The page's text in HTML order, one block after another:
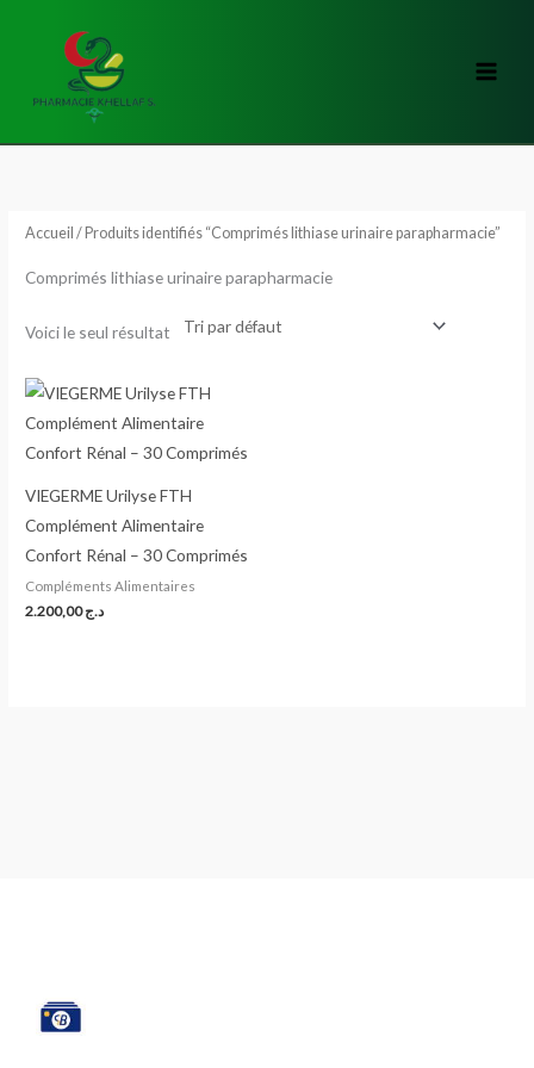
Accueil / Produits identifiés “Comprimés lithiase urinaire parapharmacie”
Comprimés lithiase urinaire parapharmacie
Voici le seul résultat
VIEGERME Urilyse FTH
Complément Alimentaire
Confort Rénal – 30 Comprimés
Compléments Alimentaires
د.ج2.200,00